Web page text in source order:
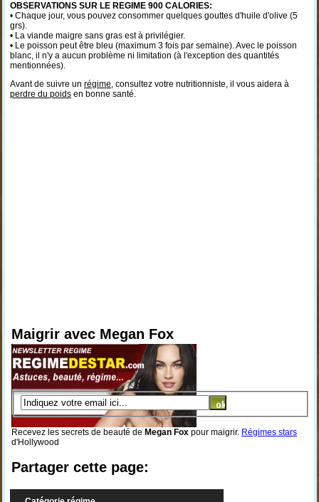
OBSERVATIONS SUR LE REGIME 900 CALORIES:
• Chaque jour, vous pouvez consommer quelques gouttes d'huile d'olive (5
grs).
• La viande maigre sans gras est à privilégier.
• Le poisson peut être bleu (maximum 3 fois par semaine). Avec le poisson
blanc, il n'y a aucun problème ni limitation (à l'exception des quantités
mentionnées).
Avant de suivre un régime, consultez votre nutritionniste, il vous aidera à
perdre du poidsen bonne santé.
Maigrir avec Megan Fox
Recevez les secrets de beauté de Megan Foxpour maigrir. Régimes stars
d'Hollywood
Partager cette page: